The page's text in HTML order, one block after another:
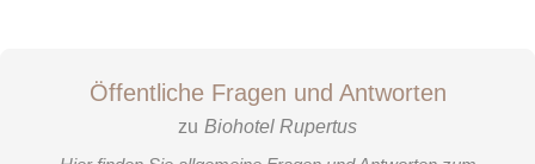
Öffentliche Fragen und Antworten
zu Biohotel Rupertus